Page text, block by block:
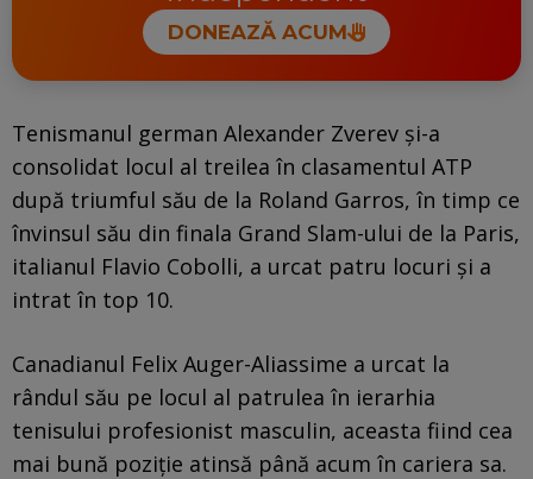
DONEAZĂ ACUM
Tenismanul german Alexander Zverev și-a
consolidat locul al treilea în clasamentul ATP
după triumful său de la Roland Garros, în timp ce
învinsul său din finala Grand Slam-ului de la Paris,
italianul Flavio Cobolli, a urcat patru locuri și a
intrat în top 10.
Canadianul Felix Auger-Aliassime a urcat la
rândul său pe locul al patrulea în ierarhia
tenisului profesionist masculin, aceasta fiind cea
mai bună poziție atinsă până acum în cariera sa.